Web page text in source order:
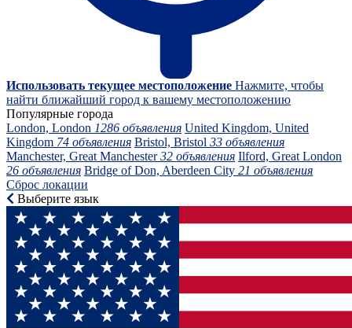
Использовать текущее местоположение Нажмите, чтобы
найти ближайший город к вашему местоположению
Популярные города
London, London 1286 объявления United Kingdom, United
Kingdom 74 объявления Bristol, Bristol 33 объявления
Manchester, Great Manchester32 объявления Ilford, Great London
26 объявления Bridge of Don, Aberdeen City 21 объявления
Сброс локации
Выберите язык